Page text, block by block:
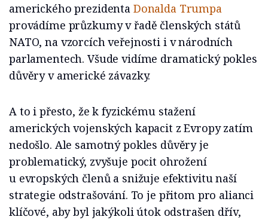
amerického prezidenta Donalda Trumpa
provádíme průzkumy v řadě členských států
NATO, na vzorcích veřejnosti i v národních
parlamentech. Všude vidíme dramatický pokles
důvěry v americké závazky.
A to i přesto, že k fyzickému stažení
amerických vojenských kapacit z Evropy zatím
nedošlo. Ale samotný pokles důvěry je
problematický, zvyšuje pocit ohrožení
u evropských členů a snižuje efektivitu naší
strategie odstrašování. To je přitom pro alianci
klíčové, aby byl jakýkoli útok odstrašen dřív,